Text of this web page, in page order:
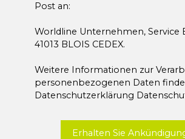
Post an:
Worldline Unternehmen, Service
41013 BLOIS CEDEX.
Weitere Informationen zur
personenbezogenen Daten
Datenschutzerklärung
Erhalten Sie